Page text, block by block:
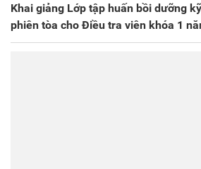
Khai giảng Lớp tập huấn bồi dưỡng
phiên tòa cho Điều tra viên khóa 1